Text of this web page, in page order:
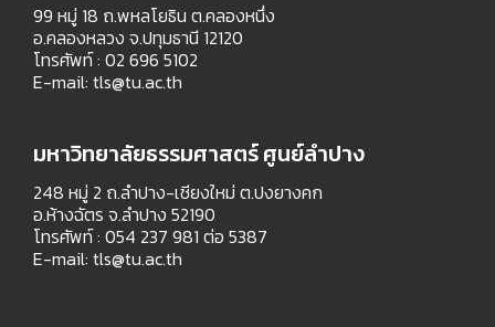
99 หมู่ 18 ถ.พหลโยธิน ต.คลองหนึ่ง
อ.คลองหลวง จ.ปทุมธานี 12120
โทรศัพท์ : 02 696 5102
E-mail: tls@tu.ac.th
มหาวิทยาลัยธรรมศาสตร์ ศูนย์ลำปาง
248 หมู่ 2 ถ.ลำปาง-เชียงใหม่ ต.ปงยางคก
อ.ห้างฉัตร จ.ลำปาง 52190
โทรศัพท์ : 054 237 981 ต่อ 5387
E-mail: tls@tu.ac.th